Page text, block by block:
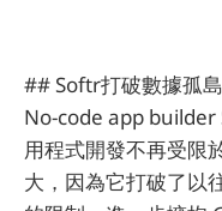
## Softr打破數據孤
No-code app builder
用程式開發不再受限
大，因為它打破了以